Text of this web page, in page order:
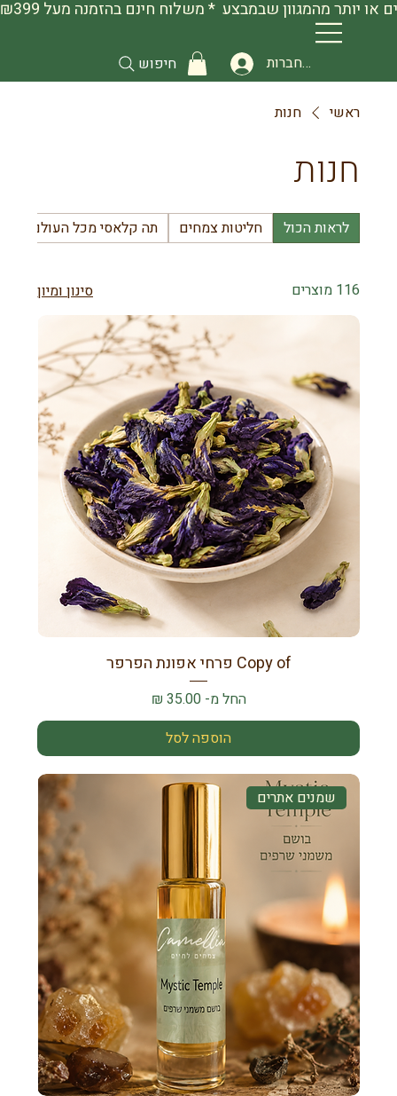
להתחברות חיפוש
ראשי חנות
חנות
לראות הכול חליטות צמחים תה קלאסי מכל העולם
116 מוצרים סינון ומיון
Copy of פרחי אפונת הפרפר
החל מ-
‏35.00 ‏₪
מחיר מבצע
הוספה לסל
שמנים אתרים